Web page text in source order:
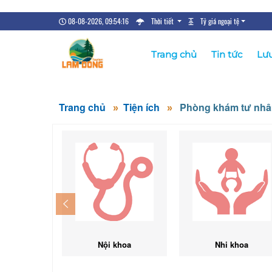
08-08-2026, 09:54:17 Thời tiết Tỷ giá ngoại tệ
Trang chủ Tin tức
Trang chủ Tiện ích Phòng khám tư
Nội khoa Nhi khoa